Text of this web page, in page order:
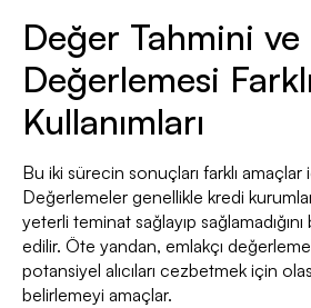
Değer Tahmini ve
Değerlemesi Farklı
Kullanımları
Bu iki sürecin sonuçları farklı amaçlar
Değerlemeler genellikle kredi
yeterli teminat sağlayıp
edilir. Öte yandan, emlakçı
potansiyel alıcıları cezbetmek için
belirlemeyi amaçlar.